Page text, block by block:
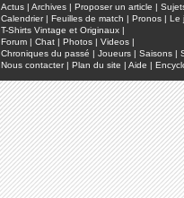
Actus | Archives | Proposer un article |
Calendrier| Feuilles de match | Pronos | Le
T-Shirts Vintage et Originaux |
Forum | Chat | Photos | Videos |
Chroniques du passé | Joueurs | Saisons |
Nous contacter| Plan du site | Aide |